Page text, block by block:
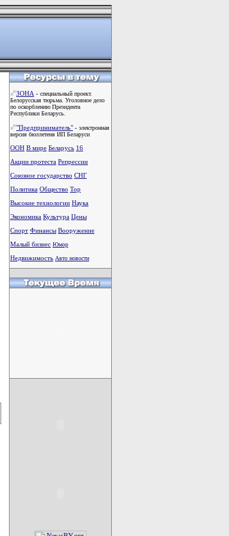
ЗОНА - специальный проект.
Белорусская тюрьма. Уголовное дело
по оскорблению Президента
Республики Беларусь.
"Предприниматель" - электронная
версия бюллетеня ИП Беларуси
ООН В мире Беларусь 16
Акции протеста Репрессии
Союзное государство СНГ
Политика Общество Тоp
Высокие технологии Наука
Экономика Культура Цены
Спорт Финансы Вооружение
Малый бизнес Юмор
Недвижимость Авто новости